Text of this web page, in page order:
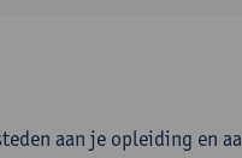
aan je opleiding en